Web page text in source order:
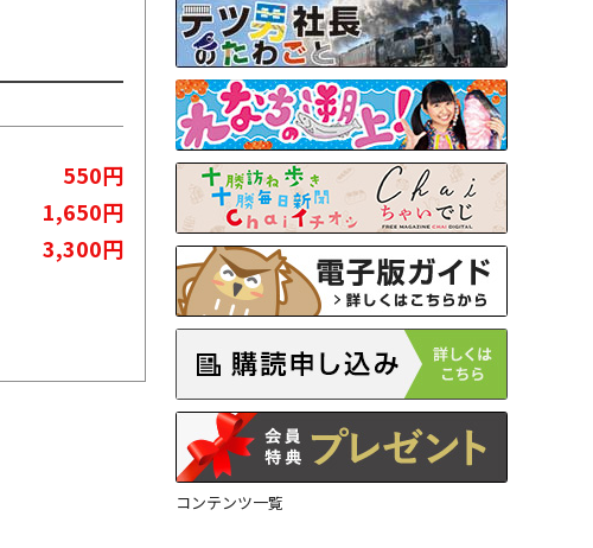
550円
1,650円
3,300円
コンテンツ一覧